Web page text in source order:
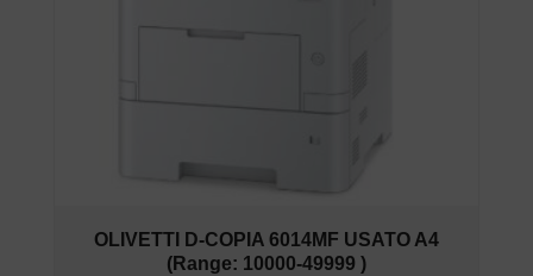
OLIVETTI D-COPIA 6014MF USATO A4
(Range: 10000-49999 )